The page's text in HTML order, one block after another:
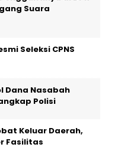
Suara
Seleksi CPNS
Dana Nasabah
Polisi
Keluar Daerah,
Fasilitas